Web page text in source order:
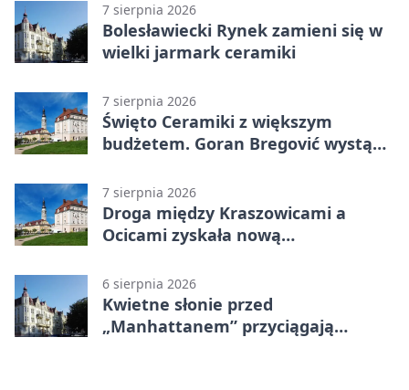
7 sierpnia 2026
Bolesławiecki Rynek zamieni się w
wielki jarmark ceramiki
7 sierpnia 2026
Święto Ceramiki z większym
budżetem. Goran Bregović wystąpi
7 sierpnia 2026
Droga między Kraszowicami a
Ocicami zyskała nową
6 sierpnia 2026
Kwietne słonie przed
„Manhattanem” przyciągają